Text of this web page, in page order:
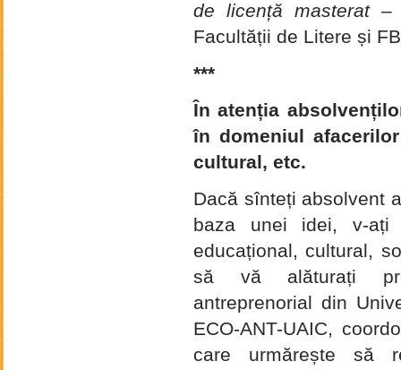
de licență masterat–
Facultății de Litere și
***
În atenția
în domeniul
cultural, etc.
Dacă sînteți absolvent
baza unei idei, v-ați
educațional, cultural,
să vă alăturați
antreprenorial din
ECO-ANT-UAIC,
care urmărește să